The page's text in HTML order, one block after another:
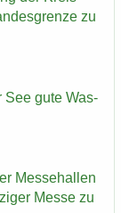
zu
See gute Was­
Mes­se­hal­len
Messe zu